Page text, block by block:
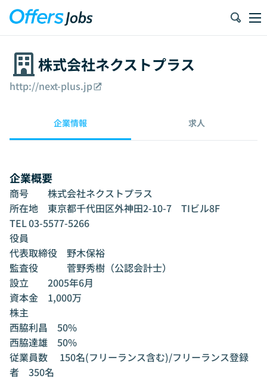
株式会社ネクストプラス
http://next-plus.jp
企業情報 求人
企業概要
商号	株式会社ネクストプラス
所在地	東京都千代田区外神田2-10-7　TIビル8F
TEL	03-5577-5266
役員
代表取締役　野木保裕
監査役　　　菅野秀樹（公認会計士）
設立	2005年6月
資本金	1,000万
株主
西脇利昌　50%
西脇達雄　50%
従業員数 　150名(フリーランス含む)/フリーランス登録
者　350名